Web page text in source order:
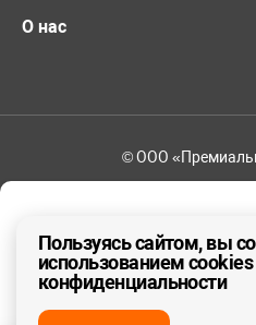
ДА, ВЕРНО
О нас
© ООО
Пользуясь сайтом, вы
использованием
конфиденциальности